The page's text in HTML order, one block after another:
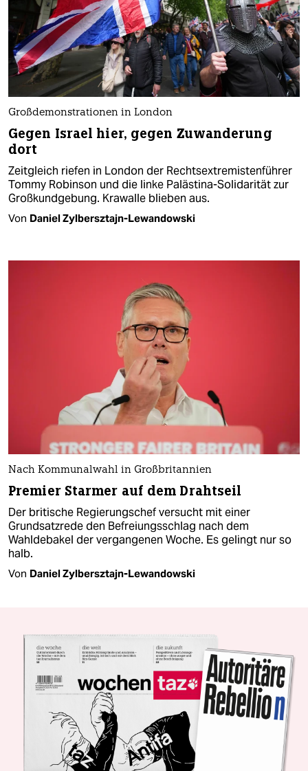
Großdemonstrationen in London
Gegen Israel hier, gegen Zuwanderung
dort
Zeitgleich riefen in London der Rechtsextremistenführer
Tommy Robinson und die linke Palästina-Solidarität zur
Großkundgebung. Krawalle blieben aus.
Von Daniel Zylbersztajn-Lewandowski
Nach Kommunalwahl in Großbritannien
Premier Starmer auf dem Drahtseil
Der britische Regierungschef versucht mit einer
Grundsatzrede den Befreiungsschlag nach dem
Wahldebakel der vergangenen Woche. Es gelingt nur so
halb.
Von Daniel Zylbersztajn-Lewandowski